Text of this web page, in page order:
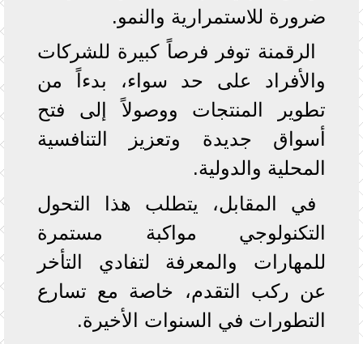
ضرورة للاستمرارية والنمو.
الرقمنة توفر فرصاً كبيرة للشركات
والأفراد على حد سواء، بدءاً من
تطوير المنتجات ووصولاً إلى فتح
أسواق جديدة وتعزيز التنافسية
المحلية والدولية.
في المقابل، يتطلب هذا التحول
التكنولوجي مواكبة مستمرة
للمهارات والمعرفة لتفادي التأخر
عن ركب التقدم، خاصة مع تسارع
التطورات في السنوات الأخيرة.